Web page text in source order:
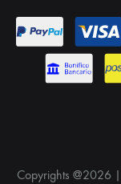
Copyrights @2026 |